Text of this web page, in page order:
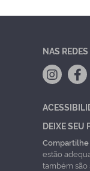
NAS REDES
DEIXE SEU
estão
também